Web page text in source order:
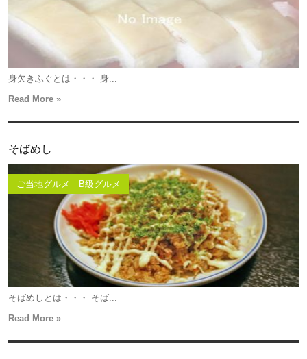
身欠きふぐとは・・・ 身...
Read More »
そばめし
ご当地グルメ B級グルメ
そばめしとは・・・ そば...
Read More »